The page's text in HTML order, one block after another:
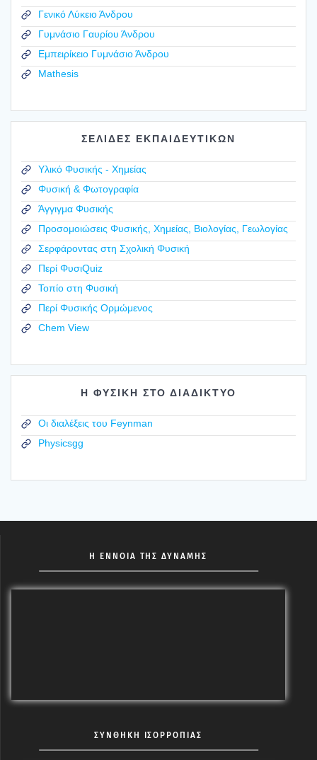
Γενικό Λύκειο Άνδρου
Γυμνάσιο Γαυρίου Άνδρου
Εμπειρίκειο Γυμνάσιο Άνδρου
Mathesis
ΣΕΛΙΔΕΣ ΕΚΠΑΙΔΕΥΤΙΚΩΝ
Υλικό Φυσικής - Χημείας
Φυσική & Φωτογραφία
Άγγιγμα Φυσικής
Προσομοιώσεις Φυσικής, Χημείας, Βιολογίας, Γεωλογίας
Σερφάροντας στη Σχολική Φυσική
Περί ΦυσιQuiz
Τοπίο στη Φυσική
Περί Φυσικής Ορμώμενος
Chem View
Η ΦΥΣΙΚΗ ΣΤΟ ΔΙΑΔΙΚΤΥΟ
Οι διαλέξεις του Feynman
Physicsgg
Η ΕΝΝΟΙΑ ΤΗΣ ΔΥΝΑΜΗΣ
ΣΥΝΘΗΚΗ ΙΣΟΡΡΟΠΙΑΣ